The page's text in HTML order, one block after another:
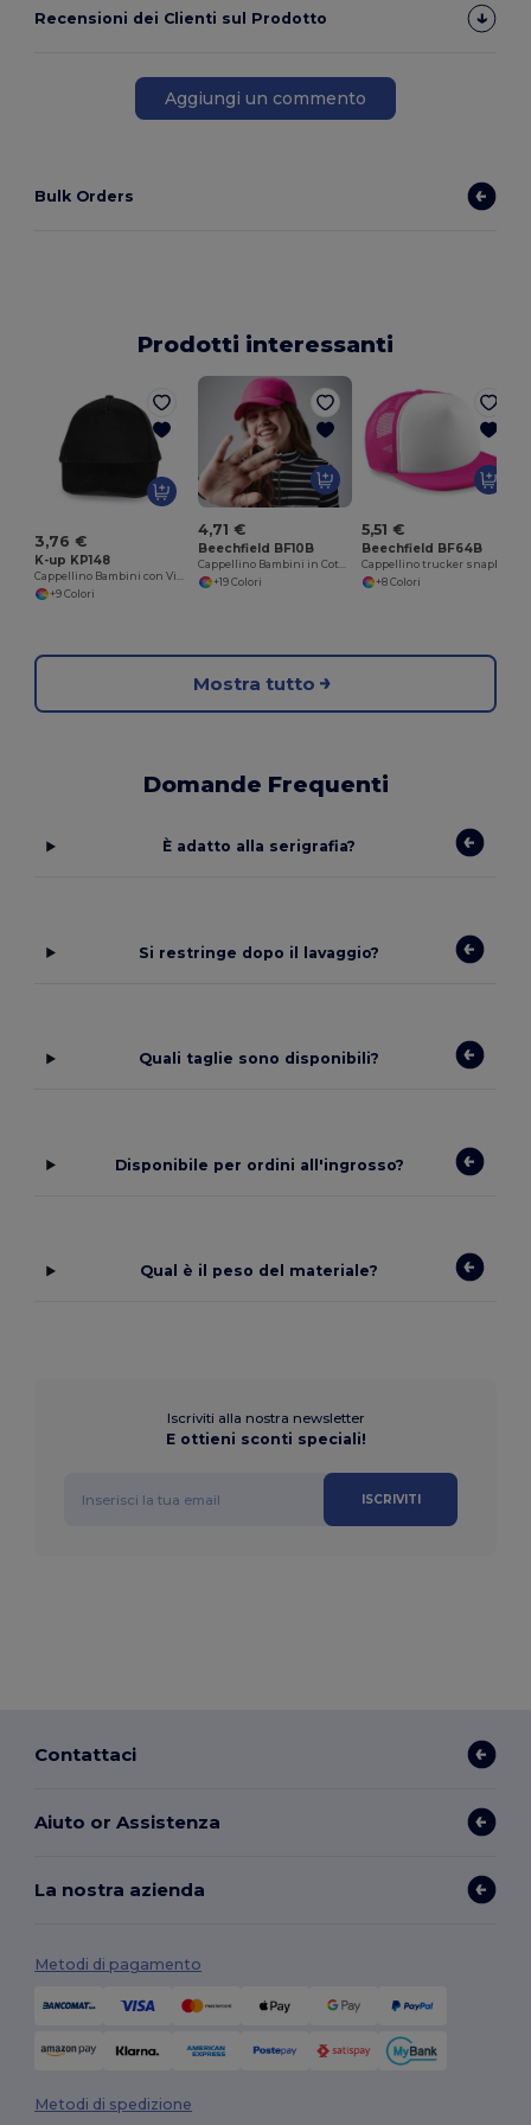
Recensioni dei Clienti sul Prodotto
Aggiungi un commento
Bulk Orders
Prodotti interessanti
3,76 €
K-up KP148
Cappellino Bambini con Visiera a Contrasto e 5 Pannelli
+9 Colori
4,71 €
Beechfield BF10B
Cappellino Bambini in Cotone Personalizzabile
+19 Colori
5,51 €
Beechfield BF64B
+8 Colori
Mostra tutto
Domande Frequenti
È adatto alla serigrafia?
Si restringe dopo il lavaggio?
Quali taglie sono disponibili?
Disponibile per ordini all'ingrosso?
Qual è il peso del materiale?
Iscriviti alla nostra newsletter
E ottieni sconti speciali!
ISCRIVITI
Contattaci
Aiuto or Assistenza
La nostra azienda
Metodi di pagamento
Metodi di spedizione